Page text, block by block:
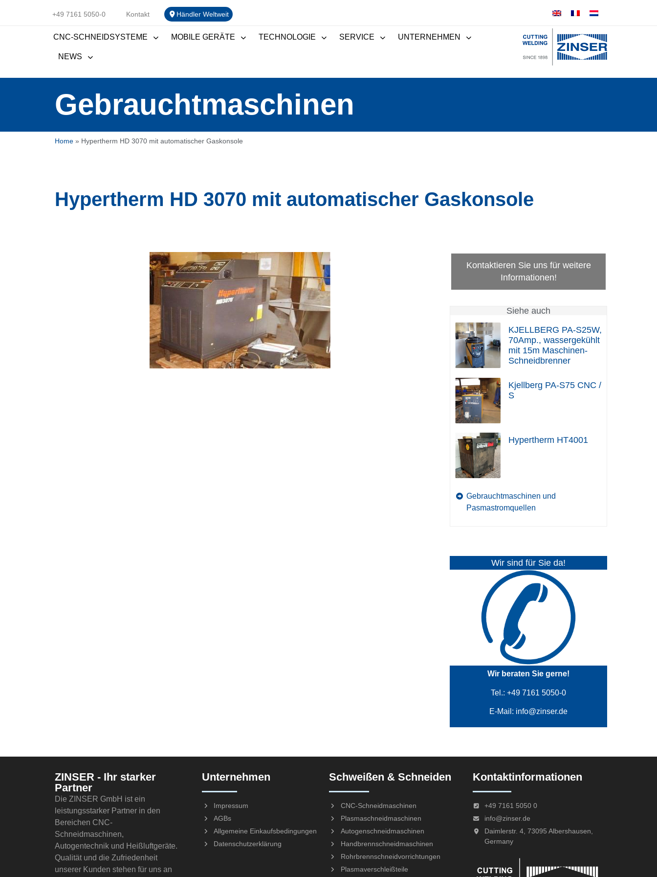
+49 7161 5050-0 Kontakt Händler Weltweit
CNC-SCHNEIDSYSTEME MOBILE GERÄTE TECHNOLOGIE SERVICE UNTERNEHMEN
NEWS
Gebrauchtmaschinen
Home » Hypertherm HD 3070 mit automatischer Gaskonsole
Hypertherm HD 3070 mit automatischer Gaskonsole
Kontaktieren Sie uns für weitere
Informationen!
Siehe auch
KJELLBERG PA-S25W,
70Amp., wassergekühlt
mit 15m Maschinen-
Schneidbrenner
Kjellberg PA-S75 CNC /
S
Hypertherm HT4001
Gebrauchtmaschinen und
Pasmastromquellen
Wir sind für Sie da!
Wir beraten Sie gerne!
Tel.: +49 7161 5050-0
E-Mail: info@zinser.de
ZINSER - Ihr starker
Partner
Die ZINSER GmbH ist ein
leistungsstarker Partner in den
Bereichen CNC-
Schneidmaschinen,
Autogentechnik und Heißluftgeräte.
Qualität und die Zufriedenheit
unserer Kunden stehen für uns an
Unternehmen
Impressum
AGBs
Allgemeine Einkaufsbedingungen
Datenschutzerklärung
Schweißen & Schneiden
CNC-Schneidmaschinen
Plasmaschneidmaschinen
Autogenschneidmaschinen
Handbrennschneidmaschinen
Rohrbrennschneidvorrichtungen
Plasmaverschleißteile
Kontaktinformationen
+49 7161 5050 0
info@zinser.de
Daimlerstr. 4, 73095 Albershausen,
Germany